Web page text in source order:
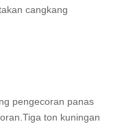
cangkang
pengecoran panas
ton kuningan